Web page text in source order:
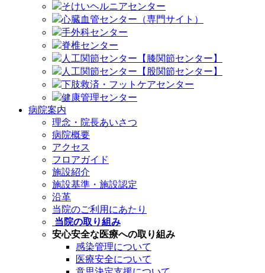
そけいヘルニアセンター
心臓血管センター（専門サイト）
手外科センター
脊椎センター
人工関節センター【膝関節センター】
人工関節センター【股関節センター】
下肢救済・フットケアセンター
健康管理センター
病院案内
理念・院長あいさつ
病院概要
アクセス
フロアガイド
施設紹介
施設基準・施設認定
沿革
当院のご利用にあたり
当院の取り組み
安心安全な医療への取り組み
感染管理について
医療安全について